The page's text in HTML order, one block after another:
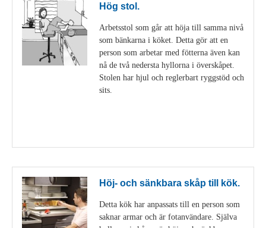
Hög stol.
Arbetsstol som går att höja till samma nivå
som bänkarna i köket. Detta gör att en
person som arbetar med fötterna även kan
nå de två nedersta hyllorna i överskåpet.
Stolen har hjul och reglerbart ryggstöd och
sits.
Höj- och sänkbara skåp till kök.
Detta kök har anpassats till en person som
saknar armar och är fotanvändare. Själva